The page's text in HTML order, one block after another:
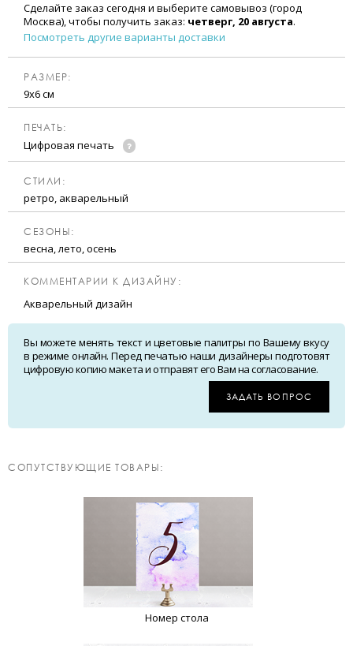
Сделайте заказ сегодня и выберите самовывоз (город
Москва), чтобы получить заказ: четверг, 20 августа.
Посмотреть другие варианты доставки
РАЗМЕР:
9х6 см
ПЕЧАТЬ:
Цифровая печать
CТИЛИ:
ретро, акварельный
CЕЗОНЫ:
весна, лето, осень
КОММЕНТАРИИ К ДИЗАЙНУ:
Акварельный дизайн
Вы можете менять текст и цветовые палитры по Вашему вкусу
в режиме онлайн. Перед печатью наши дизайнеры подготовят
цифровую копию макета и отправят его Вам на согласование.
ЗАДАТЬ ВОПРОС
CОПУТСТВУЮЩИЕ ТОВАРЫ:
Номер стола